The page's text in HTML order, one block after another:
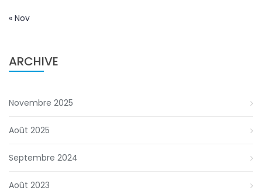
« Nov
ARCHIVE
Novembre 2025
Août 2025
Septembre 2024
Août 2023